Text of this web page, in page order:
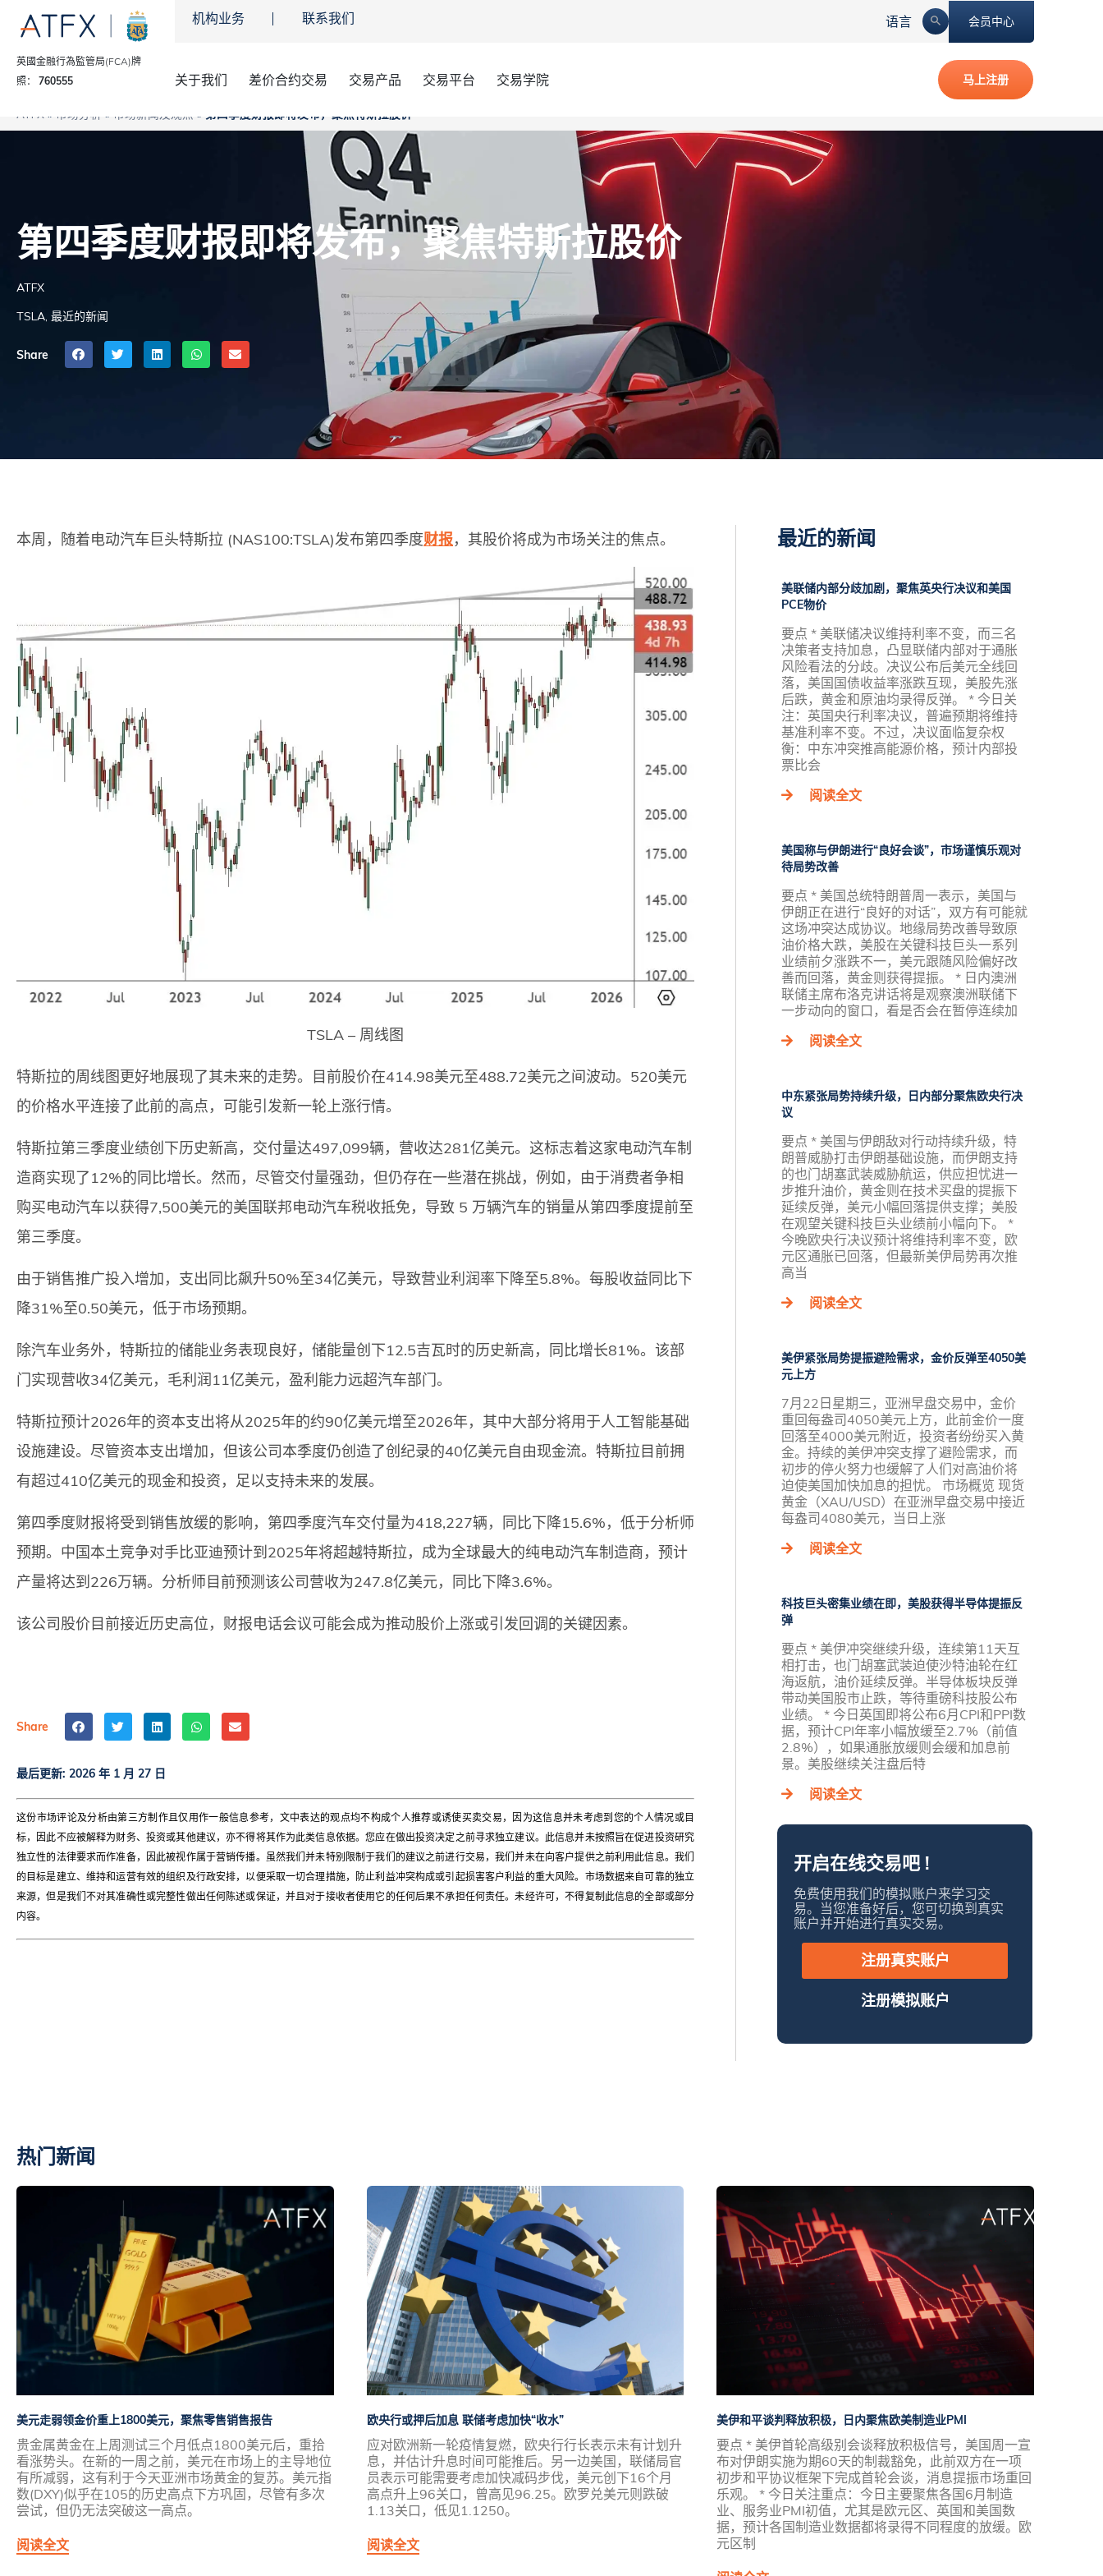
英國金融行為監管局(FCA)牌
照：
760555
机构业务 联系我们 语言 会员中心
关于我们 差价合约交易 交易产品 交易平台 交易学院 马上注册
ATFX » 市场分析 » 市场新闻及观点 » 第四季度财报即将发布，聚焦特斯拉股价
第四季度财报即将发布，聚焦特斯拉股价
ATFX
TSLA, 最近的新闻
Share
本周，随着电动汽车巨头特斯拉 (NAS100:TSLA)发布第四季度财报，其股价将成为市场关注的焦点。
TSLA – 周线图
特斯拉的周线图更好地展现了其未来的走势。目前股价在414.98美元至488.72美元之间波动。520美元
的价格水平连接了此前的高点，可能引发新一轮上涨行情。
特斯拉第三季度业绩创下历史新高，交付量达497,099辆，营收达281亿美元。这标志着这家电动汽车制
造商实现了12%的同比增长。然而，尽管交付量强劲，但仍存在一些潜在挑战，例如，由于消费者争相
购买电动汽车以获得7,500美元的美国联邦电动汽车税收抵免，导致 5 万辆汽车的销量从第四季度提前至
第三季度。
由于销售推广投入增加，支出同比飙升50%至34亿美元，导致营业利润率下降至5.8%。每股收益同比下
降31%至0.50美元，低于市场预期。
除汽车业务外，特斯拉的储能业务表现良好，储能量创下12.5吉瓦时的历史新高，同比增长81%。该部
门实现营收34亿美元，毛利润11亿美元，盈利能力远超汽车部门。
特斯拉预计2026年的资本支出将从2025年的约90亿美元增至2026年，其中大部分将用于人工智能基础
设施建设。尽管资本支出增加，但该公司本季度仍创造了创纪录的40亿美元自由现金流。特斯拉目前拥
有超过410亿美元的现金和投资，足以支持未来的发展。
第四季度财报将受到销售放缓的影响，第四季度汽车交付量为418,227辆，同比下降15.6%，低于分析师
预期。中国本土竞争对手比亚迪预计到2025年将超越特斯拉，成为全球最大的纯电动汽车制造商，预计
产量将达到226万辆。分析师目前预测该公司营收为247.8亿美元，同比下降3.6%。
该公司股价目前接近历史高位，财报电话会议可能会成为推动股价上涨或引发回调的关键因素。
Share
最后更新: 2026 年 1 月 27 日
这份市场评论及分析由第三方制作且仅用作一般信息参考，文中表达的观点均不构成个人推荐或诱使买卖交易，因为这信息并未考虑到您的个人情况或目
标，因此不应被解释为财务、投资或其他建议，亦不得将其作为此类信息依据。您应在做出投资决定之前寻求独立建议。此信息并未按照旨在促进投资研究
独立性的法律要求而作准备，因此被视作属于营销传播。虽然我们并未特别限制于我们的建议之前进行交易，我们并未在向客户提供之前利用此信息。我们
的目标是建立、维持和运营有效的组织及行政安排，以便采取一切合理措施，防止利益冲突构成或引起损害客户利益的重大风险。市场数据来自可靠的独立
来源，但是我们不对其准确性或完整性做出任何陈述或保证，并且对于接收者使用它的任何后果不承担任何责任。未经许可，不得复制此信息的全部或部分
内容。
最近的新闻
美联储内部分歧加剧，聚焦英央行决议和美国
PCE物价
要点 * 美联储决议维持利率不变，而三名
决策者支持加息，凸显联储内部对于通胀
风险看法的分歧。决议公布后美元全线回
落，美国国债收益率涨跌互现，美股先涨
后跌，黄金和原油均录得反弹。 * 今日关
注：英国央行利率决议，普遍预期将维持
基准利率不变。不过，决议面临复杂权
衡：中东冲突推高能源价格，预计内部投
票比会
阅读全文
美国称与伊朗进行“良好会谈”，市场谨慎乐观对
待局势改善
要点 * 美国总统特朗普周一表示，美国与
伊朗正在进行“良好的对话”，双方有可能就
这场冲突达成协议。地缘局势改善导致原
油价格大跌，美股在关键科技巨头一系列
业绩前夕涨跌不一，美元跟随风险偏好改
善而回落，黄金则获得提振。 * 日内澳洲
联储主席布洛克讲话将是观察澳洲联储下
一步动向的窗口，看是否会在暂停连续加
阅读全文
中东紧张局势持续升级，日内部分聚焦欧央行决
议
要点 * 美国与伊朗敌对行动持续升级，特
朗普威胁打击伊朗基础设施，而伊朗支持
的也门胡塞武装威胁航运，供应担忧进一
步推升油价，黄金则在技术买盘的提振下
延续反弹，美元小幅回落提供支撑；美股
在观望关键科技巨头业绩前小幅向下。 *
今晚欧央行决议预计将维持利率不变，欧
元区通胀已回落，但最新美伊局势再次推
高当
阅读全文
美伊紧张局势提振避险需求，金价反弹至4050美
元上方
7月22日星期三，亚洲早盘交易中，金价
重回每盎司4050美元上方，此前金价一度
回落至4000美元附近，投资者纷纷买入黄
金。持续的美伊冲突支撑了避险需求，而
初步的停火努力也缓解了人们对高油价将
迫使美国加快加息的担忧。 市场概览 现货
黄金（XAU/USD）在亚洲早盘交易中接近
每盎司4080美元，当日上涨
阅读全文
科技巨头密集业绩在即，美股获得半导体提振反
弹
要点 * 美伊冲突继续升级，连续第11天互
相打击，也门胡塞武装迫使沙特油轮在红
海返航，油价延续反弹。半导体板块反弹
带动美国股市止跌，等待重磅科技股公布
业绩。 * 今日英国即将公布6月CPI和PPI数
据，预计CPI年率小幅放缓至2.7%（前值
2.8%），如果通胀放缓则会缓和加息前
景。美股继续关注盘后特
阅读全文
开启在线交易吧 !
免费使用我们的模拟账户来学习交
易。当您准备好后，您可切换到真实
账户并开始进行真实交易。
注册真实账户
注册模拟账户
热门新闻
美元走弱领金价重上1800美元，聚焦零售销售报告
贵金属黄金在上周测试三个月低点1800美元后，重拾
看涨势头。在新的一周之前，美元在市场上的主导地位
有所减弱，这有利于今天亚洲市场黄金的复苏。美元指
数(DXY)似乎在105的历史高点下方巩固，尽管有多次
尝试，但仍无法突破这一高点。
阅读全文
欧央行或押后加息 联储考虑加快“收水”
应对欧洲新一轮疫情复燃，欧央行行长表示未有计划升
息，并估计升息时间可能推后。另一边美国，联储局官
员表示可能需要考虑加快减码步伐，美元创下16个月
高点升上96关口，曾高见96.25。欧罗兑美元则跌破
1.13关口，低见1.1250。
阅读全文
美伊和平谈判释放积极，日内聚焦欧美制造业PMI
要点 * 美伊首轮高级别会谈释放积极信号，美国周一宣
布对伊朗实施为期60天的制裁豁免，此前双方在一项
初步和平协议框架下完成首轮会谈，消息提振市场重回
乐观。 * 今日关注重点：今日主要聚焦各国6月制造
业、服务业PMI初值，尤其是欧元区、英国和美国数
据，预计各国制造业数据都将录得不同程度的放缓。欧
元区制